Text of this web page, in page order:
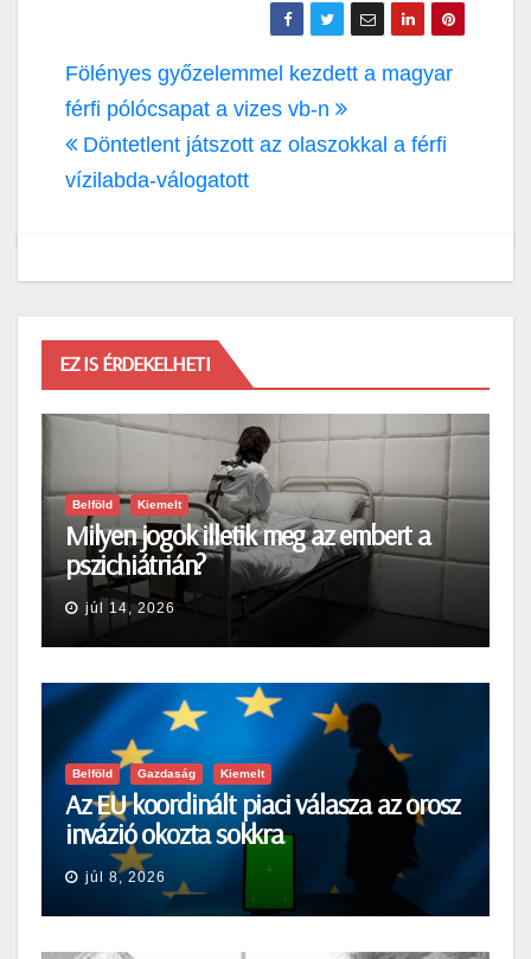
Bejegyzés
navigáció
Fölényes győzelemmel kezdett a magyar
férfi pólócsapat a vizes vb-n
Döntetlent játszott az olaszokkal a férfi
vízilabda-válogatott
EZ IS ÉRDEKELHETI
Belföld Kiemelt
Milyen jogok illetik meg az embert a
pszichiátrián?
júl 14, 2026
Belföld Gazdaság Kiemelt
Az EU koordinált piaci válasza az orosz
invázió okozta sokkra
júl 8, 2026